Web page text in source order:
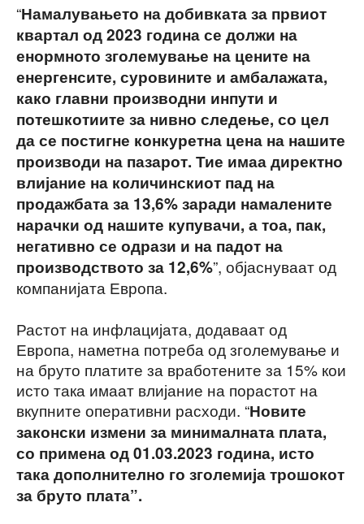
“Намалувањето на добивката за првиот
квартал од 2023 година се должи на
енормното зголемување на цените на
енергенсите, суровините и амбалажата,
како главни производни инпути и
потешкотиите за нивно следење, со цел
да се постигне конкуретна цена на нашите
производи на пазарот. Тие имаа директно
влијание на количинскиот пад на
продажбата за 13,6% заради намалените
нарачки од нашите купувачи, а тоа, пак,
негативно се одрази и на падот на
производството за 12,6%”, објаснуваат од
компанијата Европа.
Растот на инфлацијата, додаваат од
Европа, наметна потреба од зголемување и
на бруто платите за вработените за 15% кои
исто така имаат влијание на порастот на
вкупните оперативни расходи. “Новите
законски измени за минималната плата,
со примена од 01.03.2023 година, исто
така дополнително го зголемија трошокот
за бруто плата”.